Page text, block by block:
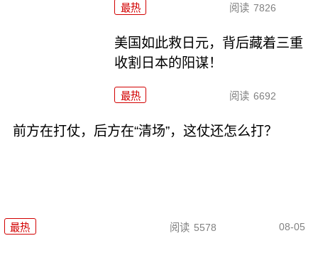
最热 阅读 7826
美国如此救日元，背后藏着三重
收割日本的阳谋！
最热 阅读 6692
前方在打仗，后方在“清场”，这仗还怎么打？
最热 阅读 5578 08-05